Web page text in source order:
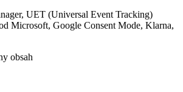
UET (Universal Event Tracking)
Microsoft, Google Consent Mode, Klarna,
obsah